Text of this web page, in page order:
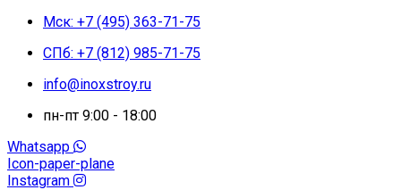
Мск: +7 (495) 363-71-75
СПб: +7 (812) 985-71-75
info@inoxstroy.ru
пн-пт 9:00 - 18:00
Whatsapp
Icon-paper-plane
Instagram